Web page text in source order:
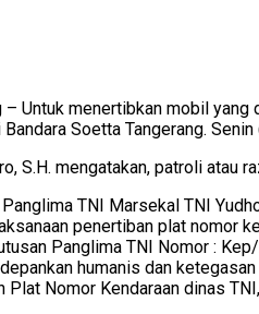
– Untuk menertibkan mobil
Soetta Tangerang.
S.H. mengatakan, patroli
TNI Marsekal TNI
penertiban plat nomor
Panglima TNI Nomor :
humanis dan
Nomor Kendaraan dinas